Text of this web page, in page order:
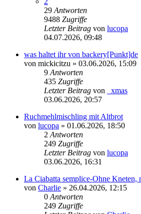
29 Antworten
9488 Zugriffe
Letzter Beitrag von lucopa
04.07.2026, 09:48
was haltet ihr von backery[Punkt]de
von mickicitzu » 03.06.2026, 15:09
9 Antworten
435 Zugriffe
Letzter Beitrag von
_xmas
03.06.2026, 20:57
Ruchmehlmischling mit Altbrot
von lucopa » 01.06.2026, 18:50
2 Antworten
249 Zugriffe
Letzter Beitrag von lucopa
03.06.2026, 16:31
La Ciabatta semplice-Ohne
von Charlie » 26.04.2026, 12:15
0 Antworten
249 Zugriffe